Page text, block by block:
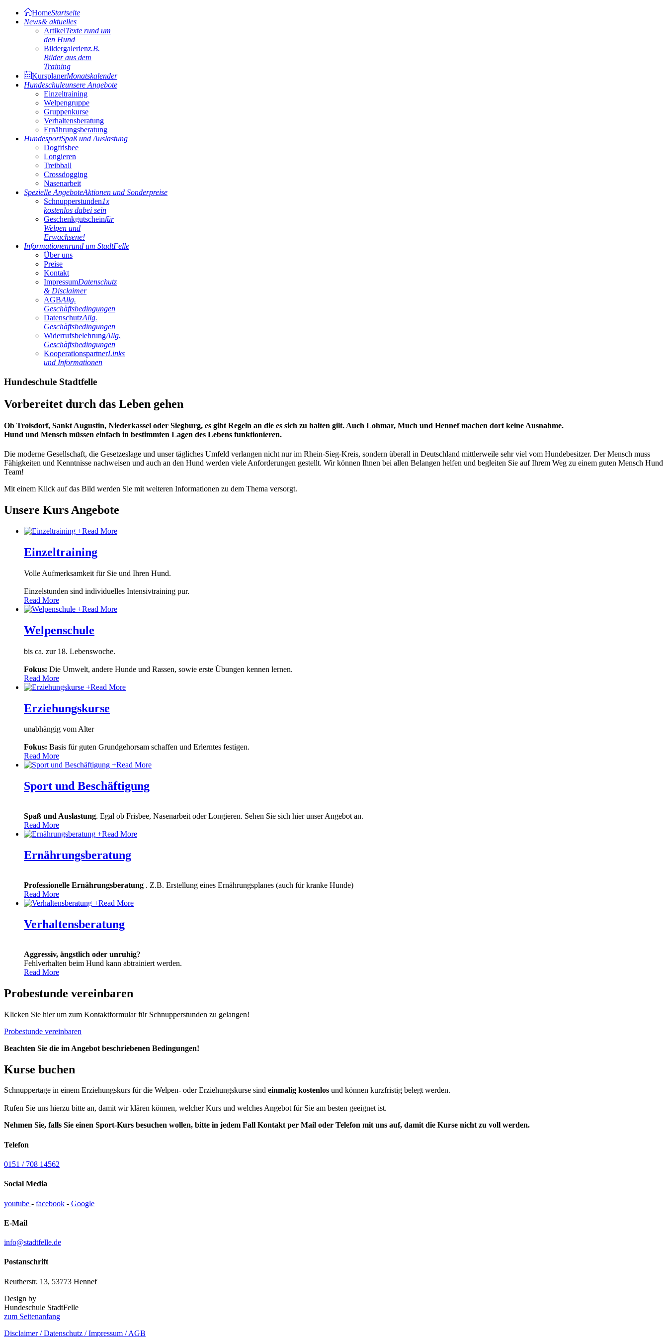
HomeStartseite
News& aktuelles
ArtikelTexte rund um
den Hund
Bildergalerienz.B.
Bilder aus dem
Training
KursplanerMonatskalender
Hundeschuleunsere Angebote
Einzeltraining
Welpengruppe
Gruppenkurse
Verhaltensberatung
Ernährungsberatung
HundesportSpaß und Auslastung
Dogfrisbee
Longieren
Treibball
Crossdogging
Nasenarbeit
Spezielle AngeboteAktionen und Sonderpreise
Schnupperstunden1x
kostenlos dabei sein
Geschenkgutscheinfür
Welpen und
Erwachsene!
Informationenrund um StadtFelle
Über uns
Preise
Kontakt
ImpressumDatenschutz
& Disclaimer
AGBAllg.
Geschäftsbedingungen
DatenschutzAllg.
Geschäftsbedingungen
WiderrufsbelehrungAllg.
Geschäftsbedingungen
KooperationspartnerLinks
und Informationen
Hundeschule Stadtfelle
Vorbereitet durch das Leben gehen
Ob Troisdorf, Sankt Augustin, Niederkassel oder Siegburg, es gibt Regeln an die es sich zu halten gilt. Auch Lohmar, Much und Hennef machen dort keine Ausnahme.
Hund und Mensch müssen einfach in bestimmten Lagen des Lebens funktionieren.
Die moderne Gesellschaft, die Gesetzeslage und unser tägliches Umfeld verlangen nicht nur im Rhein-Sieg-Kreis, sondern überall in Deutschland mittlerweile sehr viel vom Hundebesitzer. Der Mensch muss
Fähigkeiten und Kenntnisse nachweisen und auch an den Hund werden viele Anforderungen gestellt. Wir können Ihnen bei allen Belangen helfen und begleiten Sie auf Ihrem Weg zu einem guten Mensch Hund
Team!
Mit einem Klick auf das Bild werden Sie mit weiteren Informationen zu dem Thema versorgt.
Unsere Kurs Angebote
+Read More
Einzeltraining
Volle Aufmerksamkeit für Sie und Ihren Hund.
Einzelstunden sind individuelles Intensivtraining pur.
Read More
+Read More
Welpenschule
bis ca. zur 18. Lebenswoche.
Fokus: Die Umwelt, andere Hunde und Rassen, sowie erste Übungen kennen lernen.
Read More
+Read More
Erziehungskurse
unabhängig vom Alter
Fokus: Basis für guten Grundgehorsam schaffen und Erlerntes festigen.
Read More
+Read More
Sport und Beschäftigung
Spaß und Auslastung. Egal ob Frisbee, Nasenarbeit oder Longieren. Sehen Sie sich hier unser Angebot an.
Read More
+Read More
Ernährungsberatung
Professionelle Ernährungsberatung . Z.B. Erstellung eines Ernährungsplanes (auch für kranke Hunde)
Read More
+Read More
Verhaltensberatung
Aggressiv, ängstlich oder unruhig?
Fehlverhalten beim Hund kann abtrainiert werden.
Read More
Probestunde vereinbaren
Klicken Sie hier um zum Kontaktformular für Schnupperstunden zu gelangen!
Probestunde vereinbaren
Beachten Sie die im Angebot beschriebenen Bedingungen!
Kurse buchen
Schnuppertage in einem Erziehungskurs für die Welpen- oder Erziehungskurse sind einmalig kostenlos und können kurzfristig belegt werden.
Rufen Sie uns hierzu bitte an, damit wir klären können, welcher Kurs und welches Angebot für Sie am besten geeignet ist.
Nehmen Sie, falls Sie einen Sport-Kurs besuchen wollen, bitte in jedem Fall Kontakt per Mail oder Telefon mit uns auf, damit die Kurse nicht zu voll werden.
Telefon
0151 / 708 14562
Social Media
youtube - facebook - Google
E-Mail
info@stadtfelle.de
Postanschrift
Reutherstr. 13, 53773 Hennef
Design by
Hundeschule StadtFelle
zum Seitenanfang
Disclaimer / Datenschutz / Impressum / AGB